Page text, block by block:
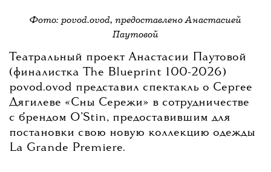
Фото: povod.ovod, предоставлено Анастасией
Паутовой
Театральный проект Анастасии Паутовой
(финалистка The Blueprint 100-2026)
povod.ovod представил спектакль о Сергее
Дягилеве «Сны Сережи» в сотрудничестве
с брендом O’Stin, предоставившим для
постановки свою новую коллекцию одежды
La Grande Premiere.